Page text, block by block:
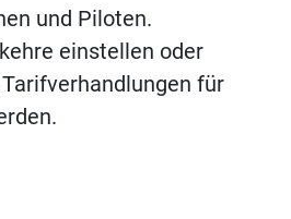
und Piloten.
einstellen oder
für